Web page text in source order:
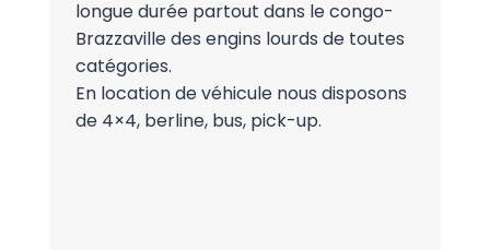
longue durée partout dans le congo-
Brazzaville des engins lourds de toutes
catégories.
En location de véhicule nous disposons
de 4×4, berline, bus, pick-up.